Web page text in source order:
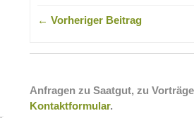
← Vorheriger Beitrag
Anfragen zu Saatgut, zu
Kontaktformular.